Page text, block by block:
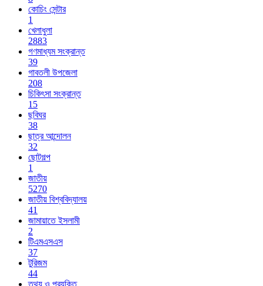
কোচিং সেন্টার
1
খেলাধুলা
2883
গণমাধ্যম সংক্রান্ত
39
গাবতলী উপজেলা
208
চিকিৎসা সংক্রান্ত
15
ছবিঘর
38
ছাত্র আন্দোলন
32
ছোটগল্প
1
জাতীয়
5270
জাতীয় বিশ্ববিদ্যালয়
41
জামায়াতে ইসলামী
2
টিএমএসএস
37
টুরিজম
44